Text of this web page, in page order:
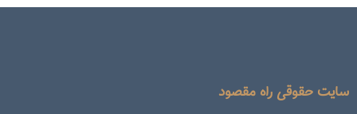
سایت حقوقی راه مقصود